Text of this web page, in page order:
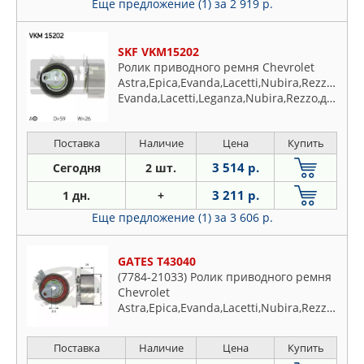
Еще предложение (1) за 2 919 р.
SKF VKM15202
Ролик приводного ремня Chevrolet
Evanda,Lacetti,Leganza,Nubira,Rezzo,для
A,Frontera,Kadett E,Omega B,Vectra A,B,
1.7,1.8,2.0 D,TD,i16V,GSI 03.88-12.06
Поставка Наличие Цена Купить
Сегодня 2 шт. 3 514 р.
1 дн. + 3 211 р.
Еще предложение (1) за 3 606 р.
GATES T43040
(7784-21033) Ролик приводного ремня
Chevrolet
Lada 110,Opel Astra F,G,Calibra
A,Frontera,Kadett E,Omega B,Vectra A,B,
Поставка Наличие Цена Купить